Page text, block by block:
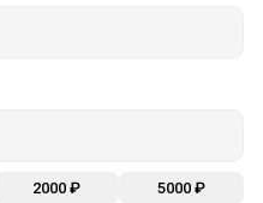
2000 ₽ 5000 ₽